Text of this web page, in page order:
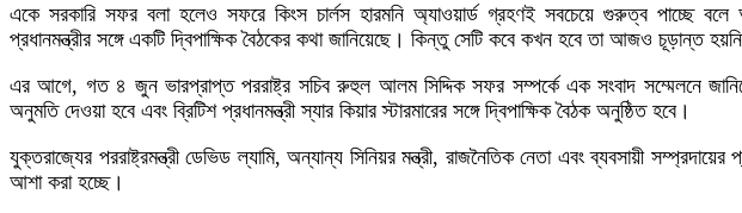
একে সরকারি সফর বলা হলেও সফরে কিংস চার্লস হারমনি অ্যাওয়ার্ড গ্রহণই সবচেয়ে গুরুত্ব পাচ্ছে বলে
প্রধানমন্ত্রীর সঙ্গে একটি দ্বিপাক্ষিক বৈঠকের কথা জানিয়েছে। কিন্তু সেটি কবে কখন হবে তা আজও চূড়ান্ত
এর আগে, গত ৪ জুন ভারপ্রাপ্ত পররাষ্ট্র সচিব রুহুল আলম সিদ্দিক সফর সম্পর্কে এক সংবাদ সম্মেলনে
অনুমতি দেওয়া হবে এবং ব্রিটিশ প্রধানমন্ত্রী স্যার কিয়ার স্টারমারের সঙ্গে দ্বিপাক্ষিক বৈঠক অনুষ্ঠিত হবে।
যুক্তরাজ্যের পররাষ্ট্রমন্ত্রী ডেভিড ল্যামি, অন্যান্য সিনিয়র মন্ত্রী, রাজনৈতিক নেতা এবং ব্যবসায়ী সম্প্রদায়ের
আশা করা হচ্ছে।